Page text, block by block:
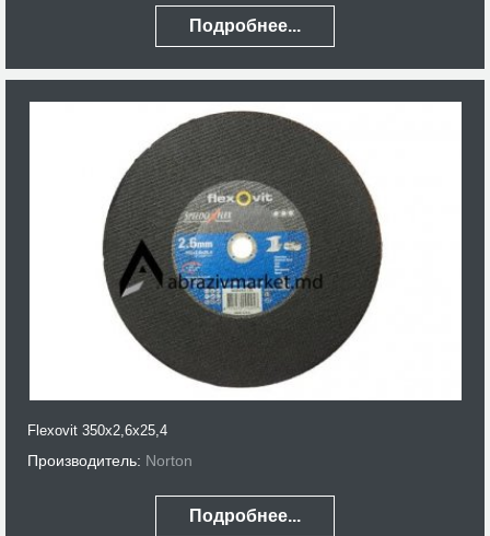
Подробнее...
Flexovit 350x2,6x25,4
Производитель: Norton
Подробнее...